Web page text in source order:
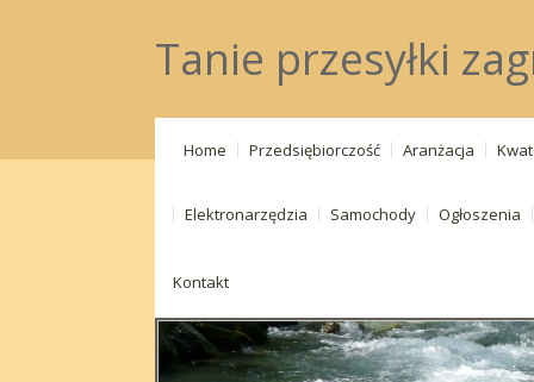
Tanie przesyłki
Home Przedsiębiorczość Aranżacja
Elektronarzędzia Samochody Ogłoszenia
Kontakt